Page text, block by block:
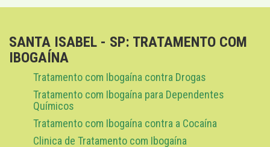
SANTA ISABEL - SP: TRATAMENTO COM
IBOGAÍNA
Tratamento com Ibogaína contra Drogas
Tratamento com Ibogaína para Dependentes
Químicos
Tratamento com Ibogaína contra a Cocaína
Clinica de Tratamento com Ibogaína